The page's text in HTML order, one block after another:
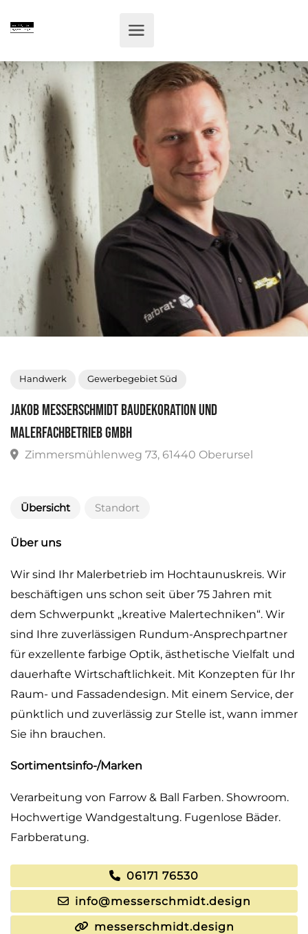
Handwerk Gewerbegebiet Süd
Jakob Messerschmidt Baudekoration und
Übersicht Standort
Über uns
Wir sind Ihr Malerbetrieb im Hochtaunuskreis. Wir
beschäftigen uns schon seit über 75 Jahren mit
dem Schwerpunkt „kreative Malertechniken“. Wir
sind Ihre zuverlässigen Rundum-Ansprechpartner
für exzellente farbige Optik, ästhetische Vielfalt und
dauerhafte Wirtschaftlichkeit. Mit Konzepten für Ihr
Raum- und Fassadendesign. Mit einem Service, der
pünktlich und zuverlässig zur Stelle ist, wann immer
Sie ihn brauchen.
Sortimentsinfo-/Marken
Verarbeitung von Farrow & Ball Farben. Showroom.
Hochwertige Wandgestaltung. Fugenlose Bäder.
Farbberatung.
06171 76530
info@messerschmidt.design
messerschmidt.design